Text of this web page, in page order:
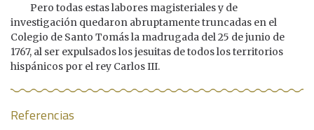
Pero todas estas labores magisteriales y de
investigación quedaron abruptamente truncadas en el
Colegio de Santo Tomás la madrugada del 25 de junio de
1767, al ser expulsados los jesuitas de todos los territorios
hispánicos por el rey Carlos III.
Referencias